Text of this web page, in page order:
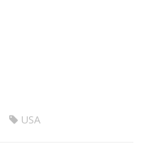
USA